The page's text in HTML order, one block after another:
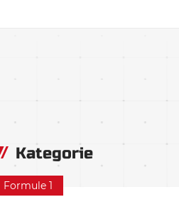
Kategorie
Formule 1